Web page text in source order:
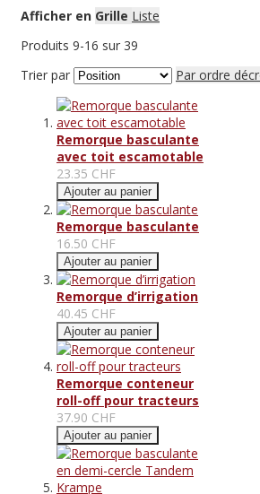
Afficher en Grille Liste
Produits 9-16 sur 39
Trier par
Par ordre
Remorque basculante
avec toit escamotable
23.35 CHF
Ajouter au panier
Remorque basculante
16.50 CHF
Ajouter au panier
Remorque d’irrigation
40.45 CHF
Ajouter au panier
Remorque conteneur
roll-off pour tracteurs
37.90 CHF
Ajouter au panier